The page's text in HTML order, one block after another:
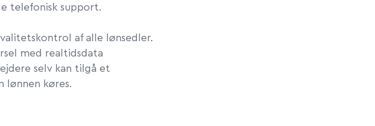
telefonisk support.
af alle lønsedler.
med realtidsdata
selv kan tilgå et
lønnen køres.